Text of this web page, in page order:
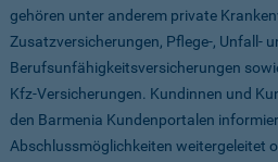
gehören unter anderem private
Zusatzversicherungen, Pflege-, Unfall-
Berufsunfähigkeitsversicherungen
Kfz-Versicherungen. Kundinnen und
den Barmenia Kundenportalen
Abschlussmöglichkeiten weitergeleitet